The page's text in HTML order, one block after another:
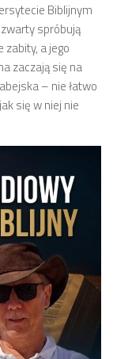
Biblijnym
spróbują
zabity, a jego
zaczają się na
– nie łatwo
się w niej nie